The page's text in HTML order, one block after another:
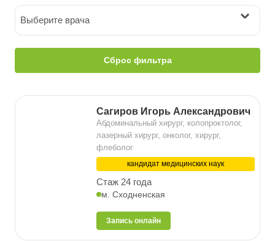
Выберите врача
Сброс фильтра
Сагиров Игорь Александрович
Абдоминальный хирург, колопроктолог,
лазерный хирург, онколог, хирург,
флеболог
кандидат медицинских наук
Стаж 24 года
м. Сходненская
Запись онлайн